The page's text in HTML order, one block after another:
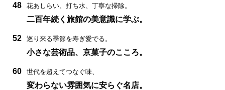
48 花あしらい、打ち水、丁寧な掃除。
二百年続く旅館の美意識に学ぶ。
52 巡り来る季節を寿ぎ愛でる。
小さな芸術品、京菓子のこころ。
60 世代を超えてつなぐ味、
変わらない雰囲気に安らぐ名店。